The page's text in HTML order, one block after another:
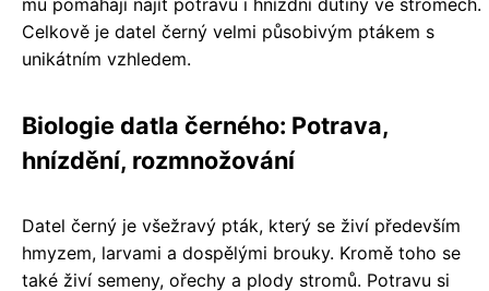
mu pomáhají najít potravu i hnízdní dutiny ve stromech.
Celkově je datel černý velmi působivým ptákem s
unikátním vzhledem.
Biologie datla černého: Potrava,
hnízdění, rozmnožování
Datel černý je všežravý pták, který se živí především
hmyzem, larvami a dospělými brouky. Kromě toho se
také živí semeny, ořechy a plody stromů. Potravu si